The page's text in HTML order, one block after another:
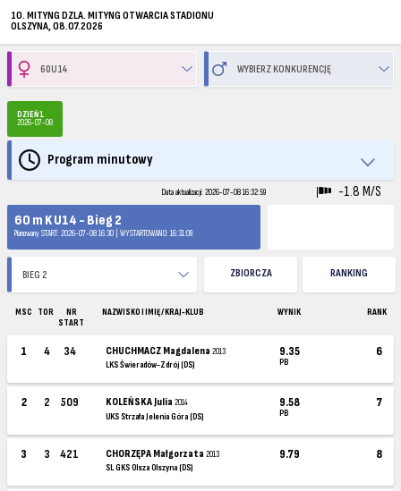
10. MITYNG DZLA. MITYNG OTWARCIA STADIONU
OLSZYNA, 08.07.2026
DZIEŃ 1
2026-07-08
Program minutowy
Data aktualizacji: 2026-07-08 16:32:59
-1.8 M/S
60 m K U14 - Bieg 2
Planowany START: 2026-07-08 16:30 | WYSTARTOWANO: 16:31:09
ZBIORCZA RANKING
MSC TOR
NR
START
NAZWISKO I IMIĘ / KRAJ-KLUB WYNIK RANK
1 4 34 CHUCHMACZ Magdalena2013
LKS Świeradów-Zdrój (DS)
9.35
PB
6
2 2 509 KOLEŃSKA Julia2014
UKS Strzała Jelenia Góra (DS)
9.58
PB
7
3 3 421 CHORZĘPA Małgorzata2013
SL GKS Olsza Olszyna (DS)
9.79 8